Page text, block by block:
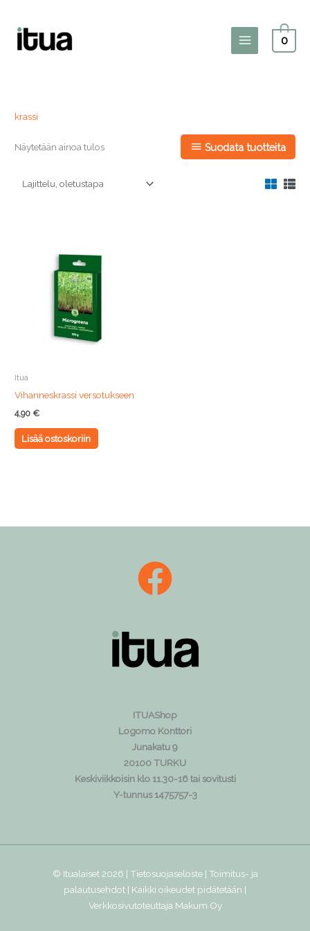
Main
0
krassi
Näytetään ainoa tulos Suodata tuotteita
Itua
Vihanneskrassi versotukseen
4,90 €
Lisää ostoskoriin
ITUAShop
Logomo Konttori
Junakatu 9
20100 TURKU
Keskiviikkoisin klo 11.30-16 tai sovitusti
Y-tunnus 1475757-3
© Itualaiset 2026 | Tietosuojaseloste| Toimitus- ja
palautusehdot | Kaikki oikeudet pidätetään |
Verkkosivutoteuttaja Makum Oy